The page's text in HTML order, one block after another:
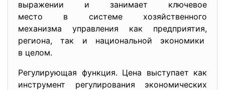
выражении и занимает ключевое
место в системе хозяйственного
механизма управления как предприятия,
региона, так и национальной экономики
в целом.
Регулирующая функция. Цена выступает как
инструмент регулирования экономических